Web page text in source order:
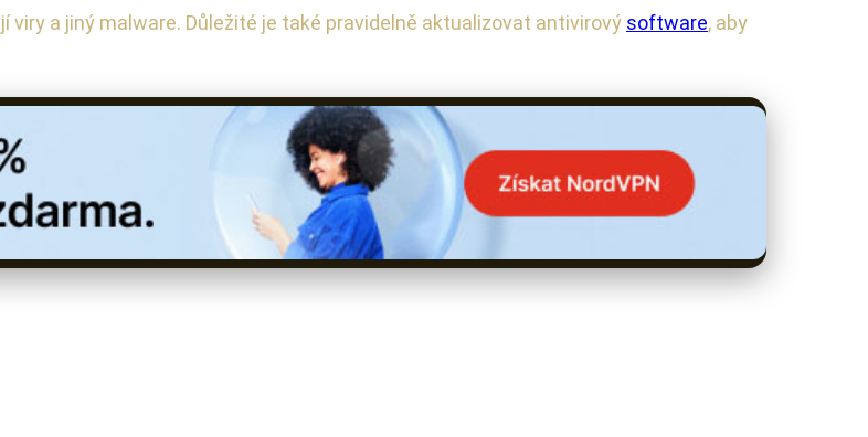
viry a jiný malware. Důležité je také pravidelně aktualizovat antivirový software, aby